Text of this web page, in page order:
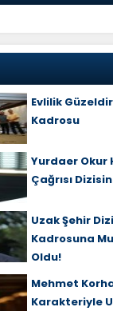
Evlilik
Kadrosu
Yurdaer Okur
Çağrısı
Uzak Şehir
Kadrosuna
Oldu!
Mehmet
Karakteriyle